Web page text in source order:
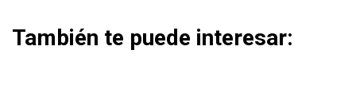
También te puede interesar: